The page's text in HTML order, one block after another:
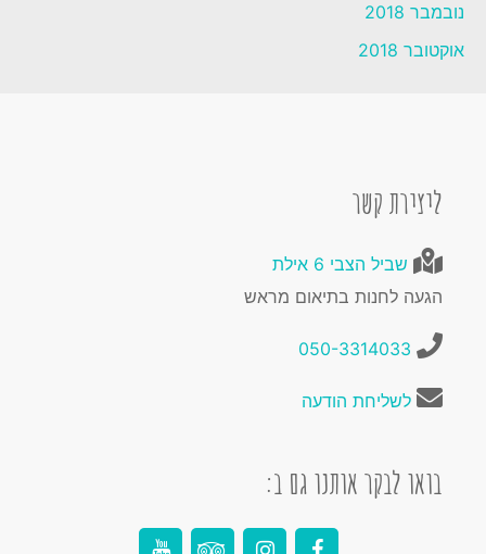
נובמבר 2018
אוקטובר 2018
ליצירת קשר
שביל הצבי 6 אילת
הגעה לחנות בתיאום מראש
050-3314033
לשליחת הודעה
בואו לבקר אותנו גם ב: